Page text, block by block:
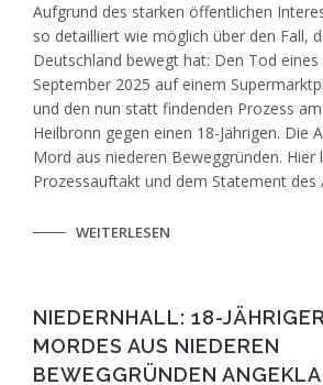
Aufgrund des starken öffentlichen
so detailliert wie möglich über den Fall,
Deutschland bewegt hat: Den Tod eines
September 2025 auf einem
und den nun statt findenden Prozess
Heilbronn gegen einen 18-Jährigen. Die
Mord aus niederen Beweggründen. Hier
Prozessauftakt und dem Statement des
WEITERLESEN
NIEDERNHALL: 18-
MORDES AUS NIEDEREN
BEWEGGRÜNDEN